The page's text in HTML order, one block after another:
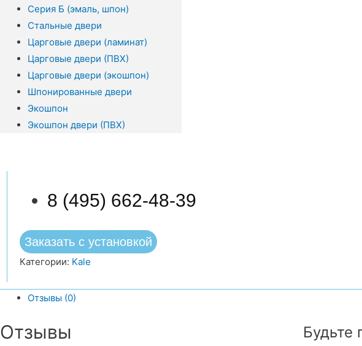
Серия Б (эмаль, шпон)
Стальные двери
Царговые двери (ламинат)
Царговые двери (ПВХ)
Царговые двери (экошпон)
Шпонированные двери
Экошпон
Экошпон двери (ПВХ)
8 (495) 662-48-39
Заказать с установкой
Категории: Kale
Отзывы (0)
Отзывы
Будьте